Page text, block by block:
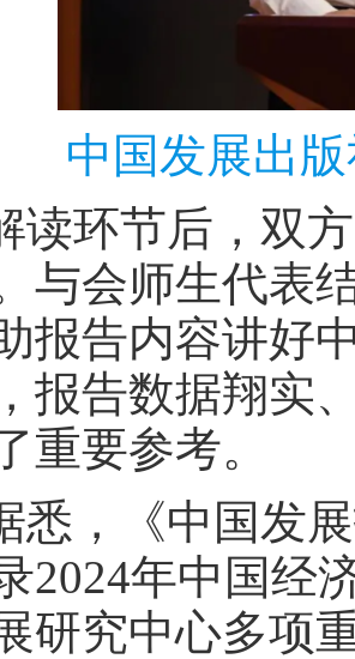
中国发展出
读环节后，双
与会师生代表
报告内容讲好
报告数据翔实
重要参考。
悉，《中国发
2024年中国经
研究中心多项